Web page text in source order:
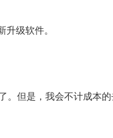
级软件。
但是，我会不计成本